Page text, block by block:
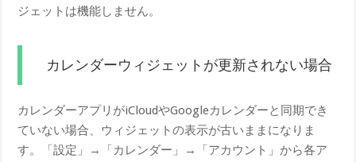
ジェットは機能しません。
カレンダーウィジェットが更新されない場合
カレンダーアプリがiCloudやGoogleカレンダーと同期でき
ていない場合、ウィジェットの表示が古いままになりま
す。「設定」→「カレンダー」→「アカウント」から各ア